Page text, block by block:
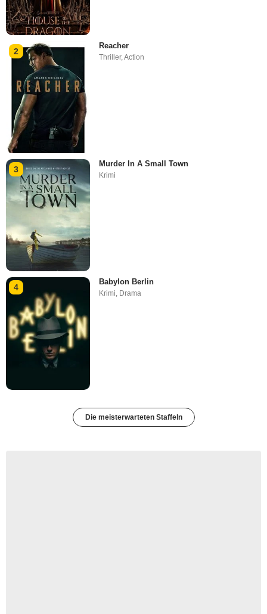
2
Reacher
Thriller,Action
3
Murder In A Small Town
Krimi
4
Babylon Berlin
Krimi, Drama
Die meisterwarteten Staffeln